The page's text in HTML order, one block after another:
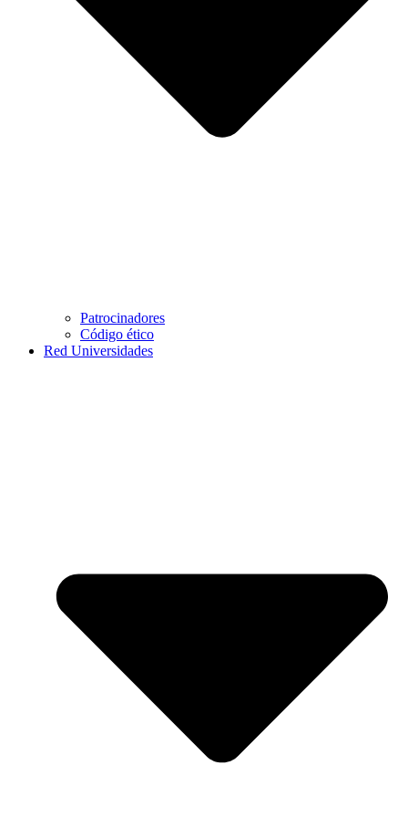
Patrocinadores
Código ético
Red Universidades